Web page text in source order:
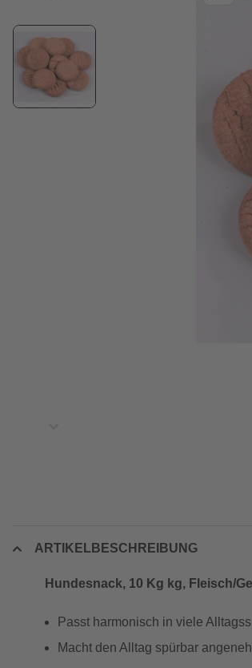
ARTIKELBESCHREIBUNG
Hundesnack, 10 Kg kg, Fleisch/
Passt harmonisch in viele
Macht den Alltag spürbar